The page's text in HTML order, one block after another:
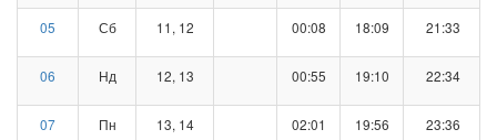
05 Сб 11, 12 00:08 18:09 21:33
06 Нд 12, 13 00:55 19:10 22:34
07 Пн 13, 14 02:01 19:56 23:36